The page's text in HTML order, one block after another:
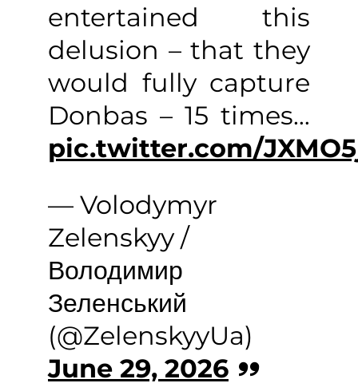
entertained this
delusion – that they
would fully capture
Donbas – 15 times…
pic.twitter.com/
— Volodymyr
Zelenskyy /
Володимир
Зеленський
(@ZelenskyyUa)
June 29, 2026